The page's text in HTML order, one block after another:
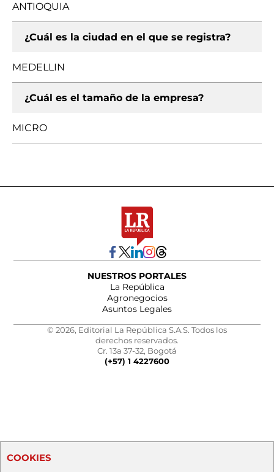
ANTIOQUIA
¿Cuál es la ciudad en el que se registra?
MEDELLIN
¿Cuál es el tamaño de la empresa?
MICRO
NUESTROS PORTALES
La República
Agronegocios
Asuntos Legales
© 2026, Editorial La República S.A.S. Todos los
derechos reservados.
Cr. 13a 37-32, Bogotá
(+57) 1 4227600
COOKIES